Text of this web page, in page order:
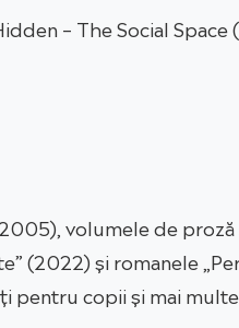
– The Social Space
volumele de
(2022) și romanele
pentru copii și mai